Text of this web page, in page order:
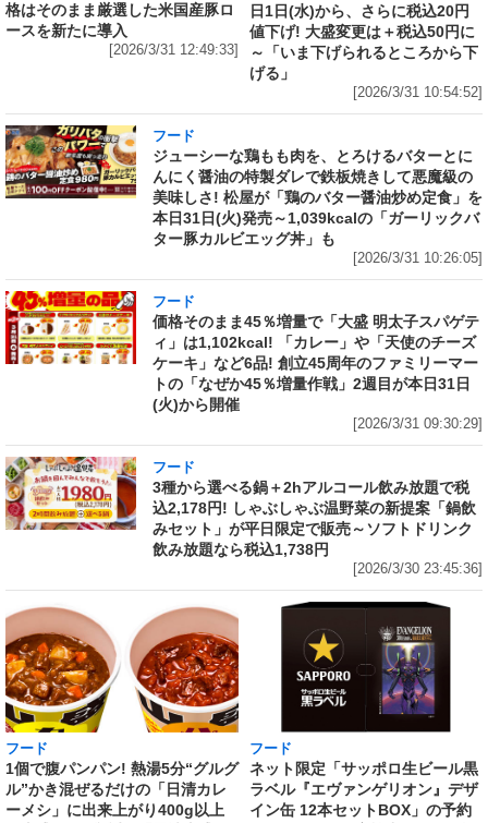
格はそのまま厳選した米国産豚ロ
ースを新たに導入
[2026/3/31 12:49:33]
日1日(水)から、さらに税込20円
値下げ! 大盛変更は＋税込50円に
～「いま下げられるところから下
げる」
[2026/3/31 10:54:52]
フード
ジューシーな鶏もも肉を、とろけるバターとに
んにく醤油の特製ダレで鉄板焼きして悪魔級の
美味しさ! 松屋が「鶏のバター醤油炒め定食」を
本日31日(火)発売～1,039kcalの「ガーリックバ
ター豚カルビエッグ丼」も
[2026/3/31 10:26:05]
フード
価格そのまま45％増量で「大盛 明太子スパゲテ
ィ」は1,102kcal! 「カレー」や「天使のチーズ
ケーキ」など6品! 創立45周年のファミリーマー
トの「なぜか45％増量作戦」2週目が本日31日
(火)から開催
[2026/3/31 09:30:29]
フード
3種から選べる鍋＋2hアルコール飲み放題で税
込2,178円! しゃぶしゃぶ温野菜の新提案「鍋飲
みセット」が平日限定で販売～ソフトドリンク
飲み放題なら税込1,738円
[2026/3/30 23:45:36]
フード
1個で腹パンパン! 熱湯5分“グルグ
ル”かき混ぜるだけの「日清カレ
ーメシ」に出来上がり400g以上
フード
ネット限定「サッポロ生ビール黒
ラベル『エヴァンゲリオン』デザ
イン缶 12本セットBOX」の予約